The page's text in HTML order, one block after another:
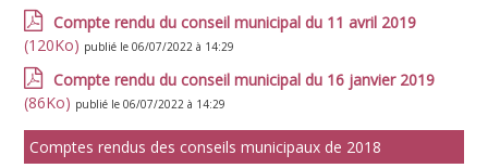
Compte rendu du conseil municipal du 11 avril 2019
(120Ko) publié le 06/07/2022 à 14:29
Compte rendu du conseil municipal du 16 janvier 2019
(86Ko) publié le 06/07/2022 à 14:29
Comptes rendus des conseils municipaux de 2018